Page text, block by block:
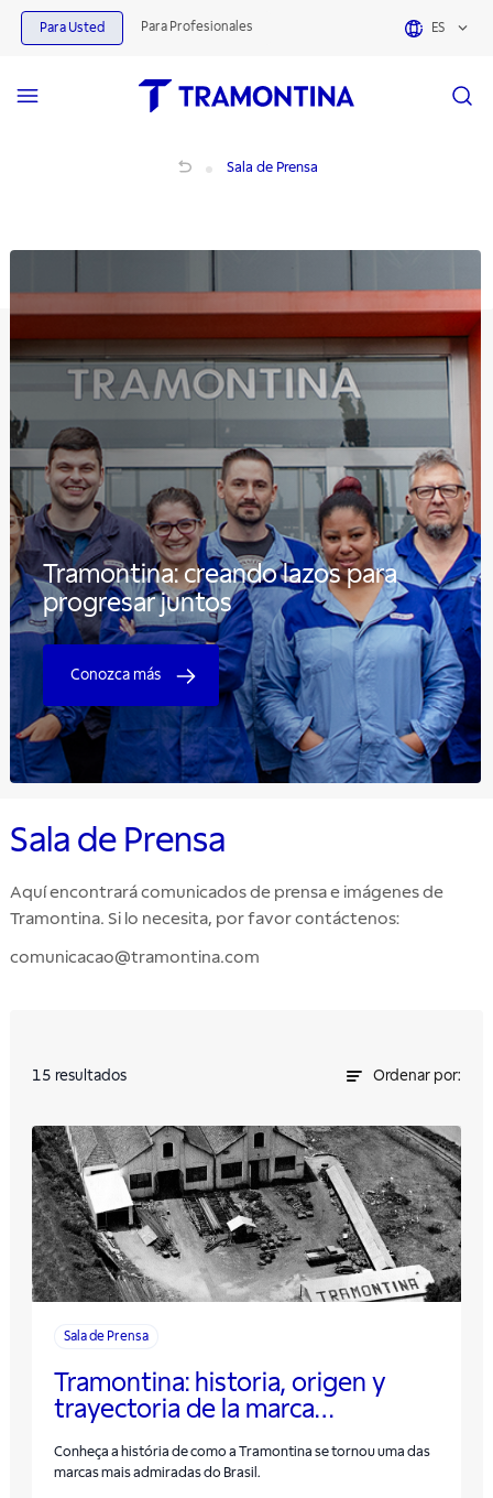
Para Usted Para Profesionales ES
Sala de Prensa
Tramontina: creando lazos para
progresar juntos
Conozca más
Sala de Prensa
Aquí encontrará comunicados de prensa e imágenes de
Tramontina. Si lo necesita, por favor contáctenos:
comunicacao@tramontina.com
15 resultados Ordenar por:
Sala de Prensa
Tramontina: historia, origen y
trayectoria de la marca
Conheça a história de como a Tramontina se tornou uma das
marcas mais admiradas do Brasil.